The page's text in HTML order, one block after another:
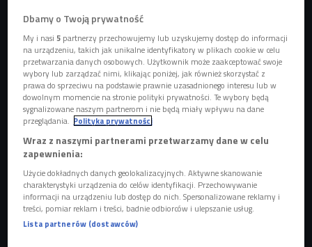
Most kolejowy w Tczewie Foto: Shutterstock
Dbamy o Twoją prywatność
My i nasi5 partnerzy przechowujemy lub uzyskujemy dostęp do informacji
na urządzeniu, takich jak unikalne identyfikatory w plikach cookie w celu
przetwarzania danych osobowych. Użytkownik może zaakceptować swoje
wybory lub zarządzać nimi, klikając poniżej, jak również skorzystać z
prawa do sprzeciwu na podstawie prawnie uzasadnionego interesu lub w
dowolnym momencie na stronie polityki prywatności. Te wybory będą
sygnalizowane naszym partnerom i nie będą miały wpływu na dane
przeglądania. Polityka prywatności
Wraz z naszymi partnerami przetwarzamy dane w celu
zapewnienia:
Użycie dokładnych danych geolokalizacyjnych. Aktywne skanowanie
charakterystyki urządzenia do celów identyfikacji. Przechowywanie
informacji na urządzeniu lub dostęp do nich. Spersonalizowane reklamy i
treści, pomiar reklam i treści, badnie odbiorców i ulepszanie usług.
Lista partnerów (dostawców)